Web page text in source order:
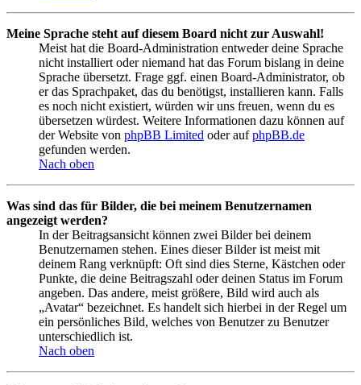
Meine Sprache steht auf diesem Board nicht zur Auswahl!
Meist hat die Board-Administration entweder deine Sprache
nicht installiert oder niemand hat das Forum bislang in deine
Sprache übersetzt. Frage ggf. einen Board-Administrator, ob
er das Sprachpaket, das du benötigst, installieren kann. Falls
es noch nicht existiert, würden wir uns freuen, wenn du es
übersetzen würdest. Weitere Informationen dazu können auf
der Website von phpBB Limited oder aufphpBB.de
gefunden werden.
Nach oben
Was sind das für Bilder, die bei meinem Benutzernamen
angezeigt werden?
In der Beitragsansicht können zwei Bilder bei deinem
Benutzernamen stehen. Eines dieser Bilder ist meist mit
deinem Rang verknüpft: Oft sind dies Sterne, Kästchen oder
Punkte, die deine Beitragszahl oder deinen Status im Forum
angeben. Das andere, meist größere, Bild wird auch als
„Avatar“ bezeichnet. Es handelt sich hierbei in der Regel um
ein persönliches Bild, welches von Benutzer zu Benutzer
unterschiedlich ist.
Nach oben